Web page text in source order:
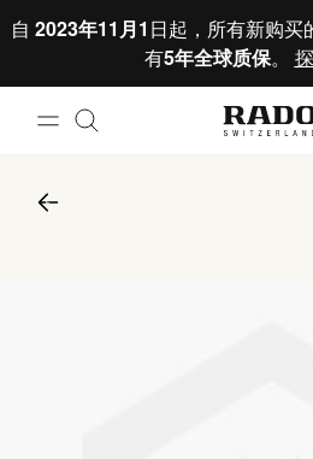
自 2023年11月1 日起，所有新购
有5年全球质保。